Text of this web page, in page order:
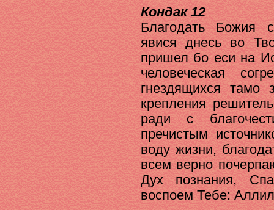
Кондак 12
Благодать Божия
явися днесь во
пришел бо еси на
человеческая
гнездящихся тамо
крепления
ради с
пречистым
воду жизни,
всем верно
Дух познания,
воспоем Тебе: